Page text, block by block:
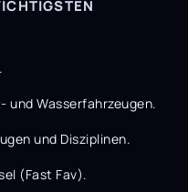
und Wasserfahrzeugen.
und Disziplinen.
(Fast Fav).